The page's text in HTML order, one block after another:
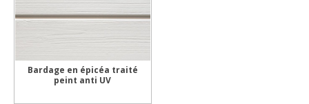
Bardage en épicéa traité
peint anti UV